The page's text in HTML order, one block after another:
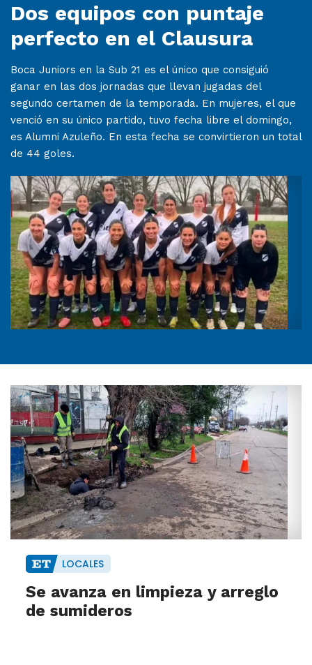
Dos equipos con puntaje
perfecto en el Clausura
Boca Juniors en la Sub 21 es el único que consiguió
ganar en las dos jornadas que llevan jugadas del
segundo certamen de la temporada. En mujeres, el que
venció en su único partido, tuvo fecha libre el domingo,
es Alumni Azuleño. En esta fecha se convirtieron un total
de 44 goles.
LOCALES
Se avanza en limpieza y arreglo
de sumideros